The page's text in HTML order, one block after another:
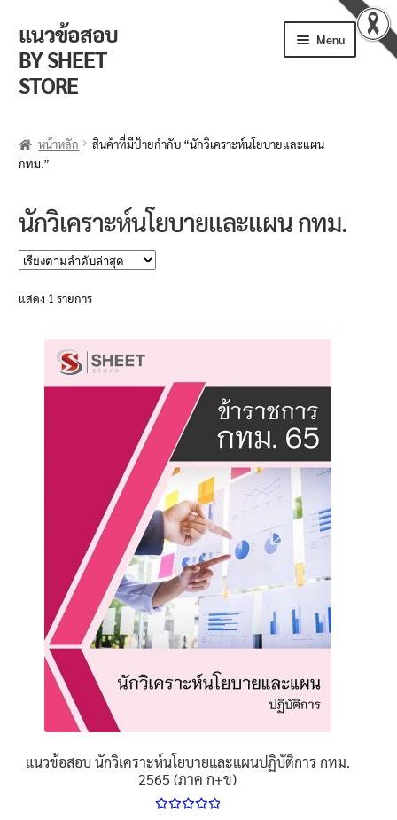
Skip
to
navigation
Skip
to
content
แนวข้อสอบ
BY SHEET
STORE
Menu
ตะกร้าสินค้า
วิธีการสั่งซื้อ
แจ้งชำระเงิน
รีวิวจากลูกค้า
ติดตามพัสดุ
ข่าวเปิดสอบงานราชการ
นโยบายคืนสินค้าและการจัดส่ง​
คำถามที่พบบ่อย
หน้าหลัก
สินค้าที่มีป้ายกำกับ “นักวิเคราะห์นโยบายและแผน
กทม.”
นักวิเคราะห์นโยบายและแผน กทม.
แสดง 1 รายการ
แนวข้อสอบ นักวิเคราะห์นโยบายและแผนปฏิบัติการ กทม.
2565 (ภาค ก+ข)